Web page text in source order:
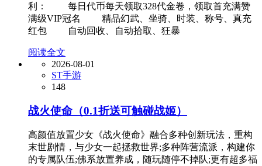
利： 每日代币每天领取328代金卷，领取首充满赞
满级VIP冠名 精品幻武、坐骑、时装、称号、真充
红包 自动回收、自动拾取、狂暴
阅读全文
2026-08-01
ST手游
148
战火使命（0.1折送可触碰战姬）
高颜值放置少女《战火使命》融合多种创新玩法，重构
末世剧情，与少女一起拯救世界;多种阵营流派，构建你
的专属队伍;佛系放置养成，随玩随停不掉队;更有超多福